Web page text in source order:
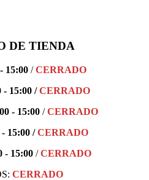
DE TIENDA
15:00/CERRADO
- 15:00 /CERRADO
- 15:00 /CERRADO
15:00/CERRADO
- 15:00/CERRADO
CERRADO